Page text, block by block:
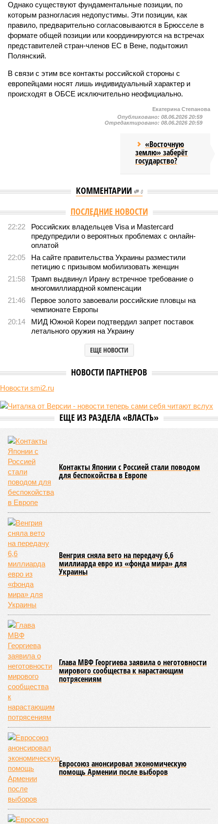
Однако существуют фундаментальные позиции, по
которым разногласия недопустимы. Эти позиции, как
правило, предварительно согласовываются в Брюсселе в
формате общей позиции или координируются на встречах
представителей стран-членов ЕС в Вене, подытожил
Полянский.
В связи с этим все контакты российской стороны с
европейцами носят лишь индивидуальный характер и
происходят в ОБСЕ исключительно неофициально.
Екатерина Степанова
Опубликовано: 08.06.2026 20:59
Отредактировано: 08.06.2026 20:59
«Восточную
землю» заберёт
государство?
КОММЕНТАРИИ 0
ПОСЛЕДНИЕ НОВОСТИ
22:22
Российских владельцев Visa и Mastercard
предупредили о вероятных проблемах с онлайн-
оплатой
22:05
На сайте правительства Украины разместили
петицию с призывом мобилизовать женщин
21:58
Трамп выдвинул Ирану встречное требование о
многомиллиардной компенсации
21:46
Первое золото завоевали российские пловцы на
чемпионате Европы
20:14
МИД Южной Кореи подтвердил запрет поставок
летального оружия на Украину
ЕЩЕ НОВОСТИ
НОВОСТИ ПАРТНЕРОВ
Новости smi2.ru
ЕЩЕ ИЗ РАЗДЕЛА «ВЛАСТЬ»
Контакты Японии с Россией стали поводом
для беспокойства в Европе
Венгрия сняла вето на передачу 6,6
миллиарда евро из «фонда мира» для
Украины
Глава МВФ Георгиева заявила о неготовности
мирового сообщества к нарастающим
потрясениям
Евросоюз анонсировал экономическую
помощь Армении после выборов